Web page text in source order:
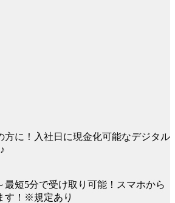
方に！入社日に現金化可能なデジタル
最短5分で受け取り可能！スマホから
す！※規定あり